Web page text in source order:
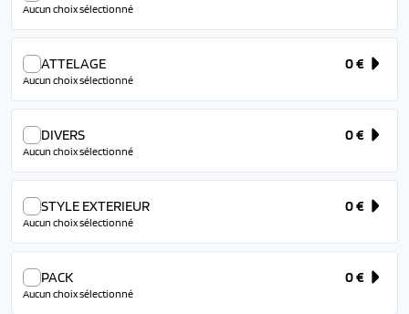
Aucun choix sélectionné
ATTELAGE 0 €
Aucun choix sélectionné
DIVERS 0 €
Aucun choix sélectionné
STYLE EXTERIEUR 0 €
Aucun choix sélectionné
PACK 0 €
Aucun choix sélectionné